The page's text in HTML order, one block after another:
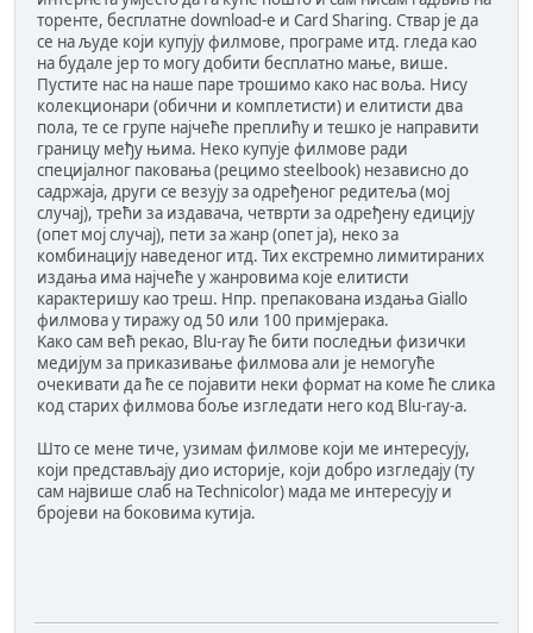
торенте, бесплатне download-e и Card Sharing. Ствар је да
се на људе који купују филмове, програме итд. гледа као
на будале јер то могу добити бесплатно мање, више.
Пустите нас на наше паре трошимо како нас воља. Нису
колекционари (обични и комплетисти) и елитисти два
пола, те се групе најчеће преплићу и тешко је направити
границу међу њима. Неко купује филмове ради
специјалног паковања (рецимо steelbook) независно до
садржаја, други се везују за одређеног редитеља (мој
случај), трећи за издавача, четврти за одређену едицију
(опет мој случај), пети за жанр (опет ја), некo за
комбинацију наведеног итд. Тих екстремно лимитираних
издања има најчеће у жанровима које елитисти
карактеришу као треш. Нпр. препакована издања Giallo
филмова у тиражу од 50 или 100 примјерака.
Kако сам већ рекао, Blu-ray ће бити последњи физички
медијум за приказивање филмова али је немогуће
очекивати да ће се појавити неки формат на коме ће слика
код старих филмова боље изгледати него код Blu-ray-a.
Што се мене тиче, узимам филмове који ме интересују,
који представљају дио историје, који добро изгледају (ту
сам највише слаб на Technicolor) мада ме интересују и
бројеви на боковима кутија.